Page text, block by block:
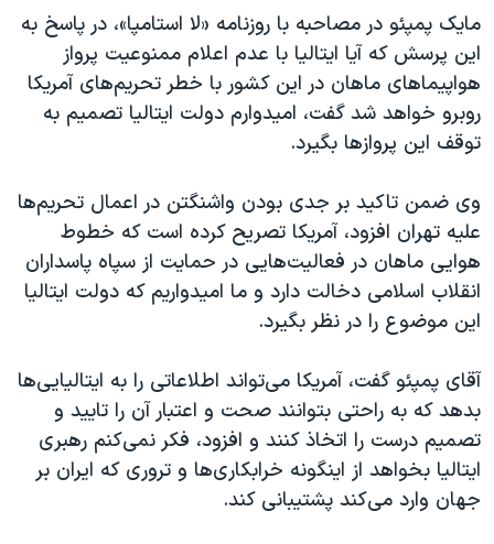
قانون شفافیت دارائی کادر رهبری ایران
اعتراضات مردمی آبان ۹۸
اسرائیل در جنگ
همایش محافظه‌کاران آمریکا «سی‌پک»
صفحه‌های ویژه
سفر پرزیدنت ترامپ به چین
مایک پمپئو در مصاحبه با روزنامه «لا استامپا»، در پاسخ به
این پرسش که آیا ایتالیا با عدم اعلام ممنوعیت پرواز
هواپیماهای ماهان در این کشور با خطر تحریم‌های آمریکا
روبرو خواهد شد گفت، امیدوارم دولت ایتالیا تصمیم به
توقف این پروازها بگیرد.
وی ضمن تاکید بر جدی بودن واشنگتن در اعمال تحریم‌ها
علیه تهران افزود، آمریکا تصریح کرده است که خطوط
هوایی ماهان در فعالیت‌هایی در حمایت از سپاه پاسداران
انقلاب اسلامی دخالت دارد و ما امیدواریم که دولت ایتالیا
این موضوع را در نظر بگیرد.
آقای پمپئو گفت، آمریکا می‌تواند اطلاعاتی را به ایتالیایی‌ها
بدهد که به راحتی بتوانند صحت و اعتبار آن را تایید و
تصمیم درست را اتخاذ کنند و افزود، فکر نمی‌کنم رهبری
ایتالیا بخواهد از اینگونه خرابکاری‌ها و تروری که ایران بر
جهان وارد می‌کند پشتیبانی کند.